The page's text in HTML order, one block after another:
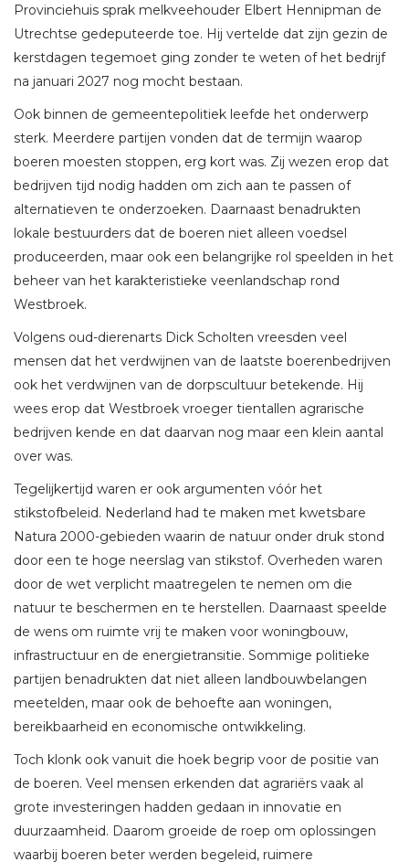
Provinciehuis sprak melkveehouder Elbert Hennipman de
Utrechtse gedeputeerde toe. Hij vertelde dat zijn gezin de
kerstdagen tegemoet ging zonder te weten of het bedrijf
na januari 2027 nog mocht bestaan.
Ook binnen de gemeentepolitiek leefde het onderwerp
sterk. Meerdere partijen vonden dat de termijn waarop
boeren moesten stoppen, erg kort was. Zij wezen erop dat
bedrijven tijd nodig hadden om zich aan te passen of
alternatieven te onderzoeken. Daarnaast benadrukten
lokale bestuurders dat de boeren niet alleen voedsel
produceerden, maar ook een belangrijke rol speelden in het
beheer van het karakteristieke veenlandschap rond
Westbroek.
Volgens oud-dierenarts Dick Scholten vreesden veel
mensen dat het verdwijnen van de laatste boerenbedrijven
ook het verdwijnen van de dorpscultuur betekende. Hij
wees erop dat Westbroek vroeger tientallen agrarische
bedrijven kende en dat daarvan nog maar een klein aantal
over was.
Tegelijkertijd waren er ook argumenten vóór het
stikstofbeleid. Nederland had te maken met kwetsbare
Natura 2000-gebieden waarin de natuur onder druk stond
door een te hoge neerslag van stikstof. Overheden waren
door de wet verplicht maatregelen te nemen om die
natuur te beschermen en te herstellen. Daarnaast speelde
de wens om ruimte vrij te maken voor woningbouw,
infrastructuur en de energietransitie. Sommige politieke
partijen benadrukten dat niet alleen landbouwbelangen
meetelden, maar ook de behoefte aan woningen,
bereikbaarheid en economische ontwikkeling.
Toch klonk ook vanuit die hoek begrip voor de positie van
de boeren. Veel mensen erkenden dat agrariërs vaak al
grote investeringen hadden gedaan in innovatie en
duurzaamheid. Daarom groeide de roep om oplossingen
waarbij boeren beter werden begeleid, ruimere